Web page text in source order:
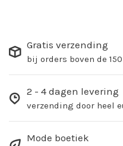
Gratis verzending
bij orders boven de
2 - 4 dagen levering
verzending door heel
Mode boetiek